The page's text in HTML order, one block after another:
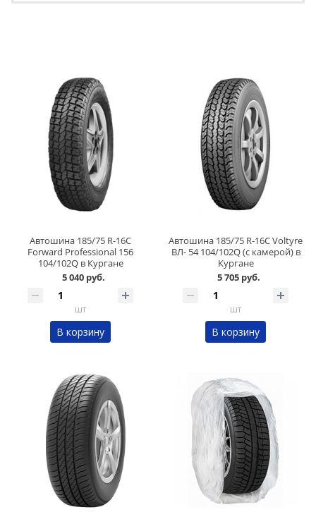
Автошина 185/75 R-16C
Forward Professional 156
104/102Q в Кургане
5 040 руб.
шт
В корзину
Автошина 185/75 R-16C Voltyre
ВЛ- 54 104/102Q (c камерой) в
Кургане
5 705 руб.
шт
В корзину